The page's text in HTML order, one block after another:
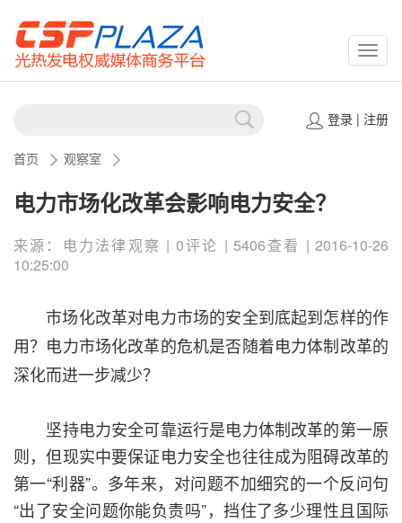
登录| 注册
首页 观察室
电力市场化改革会影响电力安全？
来源：电力法律观察 | 0评论 | 5406查看 | 2016-10-26
10:25:00
市场化改革对电力市场的安全到底起到怎样的作
用？电力市场化改革的危机是否随着电力体制改革的
深化而进一步减少？
坚持电力安全可靠运行是电力体制改革的第一原
则，但现实中要保证电力安全也往往成为阻碍改革的
第一“利器”。多年来，对问题不加细究的一个反问句
“出了安全问题你能负责吗”，挡住了多少理性且国际